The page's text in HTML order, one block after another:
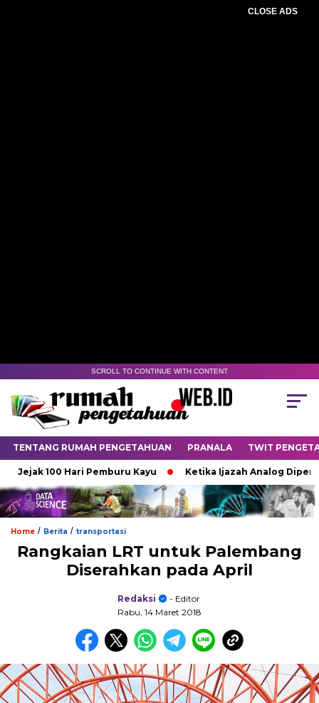
CLOSE ADS
SCROLL TO CONTINUE WITH CONTENT
TENTANG RUMAH PENGETAHUAN PRANALA TWIT
100 Hari Pemburu Kayu Ketika Ijazah Analog
Home / Berita / transportasi
Rangkaian LRT untuk Palembang
Diserahkan pada April
Redaksi
- Editor
Rabu, 14 Maret 2018